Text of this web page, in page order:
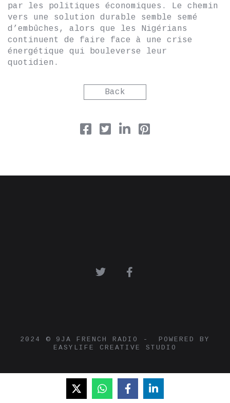
par les politiques économiques. Le chemin
vers une solution durable semble semé
d’embûches, alors que les Nigérians
continuent de faire face à une crise
énergétique qui bouleverse leur
quotidien.
Back
2024 © 9JA FRENCH RADIO - POWERED BY
EASYLIFE CREATIVE STUDIO